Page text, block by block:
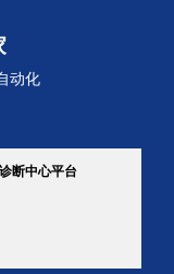
动化
断中心平台